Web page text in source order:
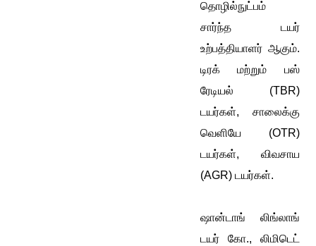
தொழில்நுட்பம்
சார்ந்த டயர்
உற்பத்தியாளர் ஆகும்.
டிரக் மற்றும் பஸ்
ரேடியல் (TBR)
டயர்கள், சாலைக்கு
வெளியே (OTR)
டயர்கள், விவசாய
(AGR) டயர்கள்.
ஷான்டாங் லிங்லாங்
டயர் கோ., லிமிடெட்